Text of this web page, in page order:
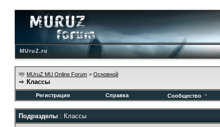
MUruZ.ru
MUruZ MU Online Forum > Основной
Классы
Регистрация Справка Сообщество
Подразделы : Классы